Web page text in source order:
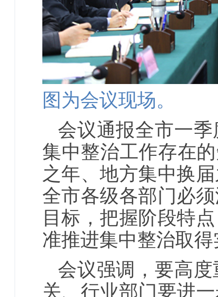
图为会议现场。
会议通报全市一
集中整治工作存在
之年、地方集中换
全市各级各部门必
目标，把握阶段特
准推进集中整治取
会议强调，要高
关、行业部门要进